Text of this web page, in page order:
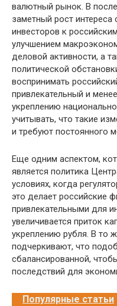
валютный рынок. В
заметный рост
инвесторов к
улучшением
деловой активности, а
политической
воспринимать
привлекательный и
укреплению
учитывать, что такие
и требуют постоянного
Еще одним аспектом,
является политика
условиях, когда
это делает российские
привлекательными для
увеличивается приток
укреплению рубля. В то
подчеркивают, что
сбалансированной,
последствий для
Популярные статьи